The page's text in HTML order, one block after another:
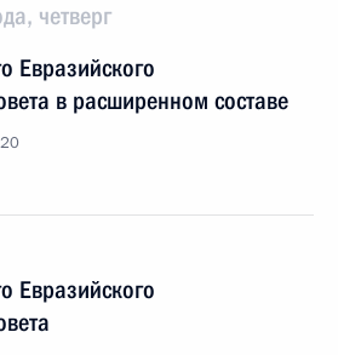
четверг
Евразийского
в расширенном составе
Евразийского